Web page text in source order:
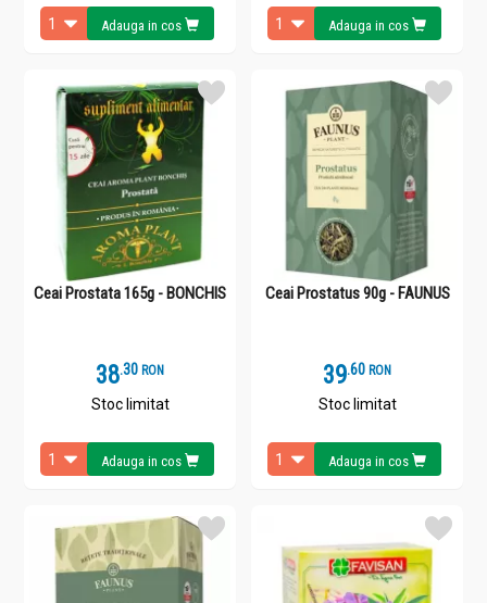
Adauga in cos Adauga in cos
Ceai Prostata 165g - BONCHIS
38.3 RON
Stoc limitat
Adauga in cos
Ceai Prostatus 90g - FAUNUS
39.6 RON
Stoc limitat
Adauga in cos